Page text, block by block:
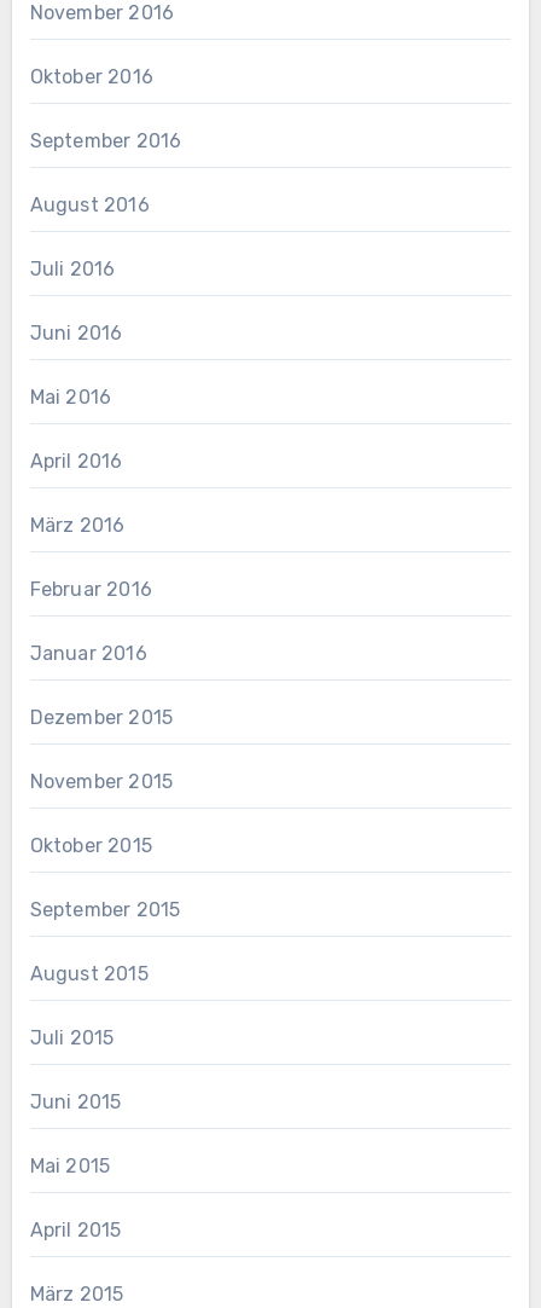
November 2016
Oktober 2016
September 2016
August 2016
Juli 2016
Juni 2016
Mai 2016
April 2016
März 2016
Februar 2016
Januar 2016
Dezember 2015
November 2015
Oktober 2015
September 2015
August 2015
Juli 2015
Juni 2015
Mai 2015
April 2015
März 2015